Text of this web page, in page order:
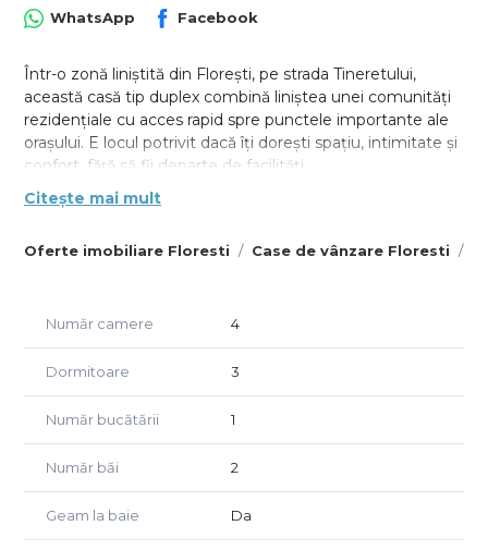
Oferte imobiliare Floresti Case de vânzare Floresti
WhatsApp Facebook
Într-o zonă liniștită din Florești, pe strada Tineretului,
această casă tip duplex combină liniștea unei comunități
rezidențiale cu acces rapid spre punctele importante ale
orașului. E locul potrivit dacă îți dorești spațiu, intimitate și
confort, fără să fii departe de facilități.
Construită cu atenție la detalii, casa are o suprafață utilă
întâmpină un living spațios cu zonă de dining, o bucătărie
dormitoare luminoase, o baie principală și doua balcoane
cu vedere deschisă.
Dotări
Geamuri termopan și izolație exterioară completă
Curte împrejmuită, cu acces auto și spațiu verde
Detalii tehnice
Suprafață utilă: 140 mp
Citește mai mult
Număr camere 4
Dormitoare 3
Număr bucătării 1
Număr băi 2
Geam la baie Da